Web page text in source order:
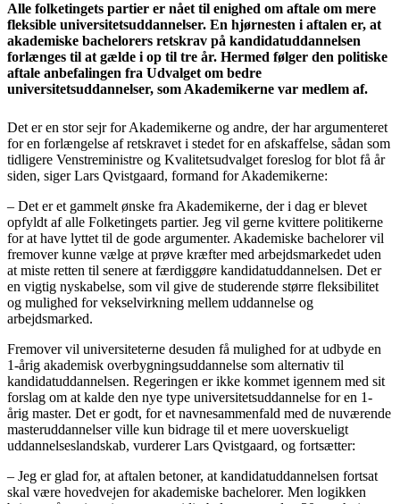
Alle folketingets partier er nået til enighed om aftale om mere
fleksible universitetsuddannelser. En hjørnesten i aftalen er, at
akademiske bachelorers retskrav på kandidatuddannelsen
forlænges til at gælde i op til tre år. Hermed følger den politiske
aftale anbefalingen fra Udvalget om bedre
universitetsuddannelser, som Akademikerne var medlem af.
Det er en stor sejr for Akademikerne og andre, der har argumenteret
for en forlængelse af retskravet i stedet for en afskaffelse, sådan som
tidligere Venstreministre og Kvalitetsudvalget foreslog for blot få år
siden, siger Lars Qvistgaard, formand for Akademikerne:
– Det er et gammelt ønske fra Akademikerne, der i dag er blevet
opfyldt af alle Folketingets partier. Jeg vil gerne kvittere politikerne
for at have lyttet til de gode argumenter. Akademiske bachelorer vil
fremover kunne vælge at prøve kræfter med arbejdsmarkedet uden
at miste retten til senere at færdiggøre kandidatuddannelsen. Det er
en vigtig nyskabelse, som vil give de studerende større fleksibilitet
og mulighed for vekselvirkning mellem uddannelse og
arbejdsmarked.
Fremover vil universiteterne desuden få mulighed for at udbyde en
1-årig akademisk overbygningsuddannelse som alternativ til
kandidatuddannelsen. Regeringen er ikke kommet igennem med sit
forslag om at kalde den nye type universitetsuddannelse for en 1-
årig master. Det er godt, for et navnesammenfald med de nuværende
masteruddannelser ville kun bidrage til et mere uoverskueligt
uddannelseslandskab, vurderer Lars Qvistgaard, og fortsætter:
– Jeg er glad for, at aftalen betoner, at kandidatuddannelsen fortsat
skal være hovedvejen for akademiske bachelorer. Men logikken